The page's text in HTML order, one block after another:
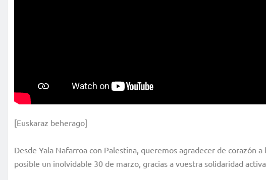
[Euskaraz beherago]
Desde Yala Nafarroa con Palestina, queremos agradecer de corazón
posible un inolvidable 30 de marzo, gracias a vuestra solidaridad